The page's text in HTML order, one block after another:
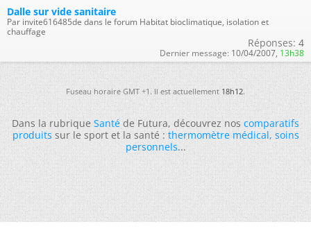
Dalle sur vide sanitaire
Par invite616485de dans le forum Habitat bioclimatique, isolation et
chauffage
Réponses: 4
Dernier message: 10/04/2007, 13h38
Fuseau horaire GMT +1. Il est actuellement 18h12.
Dans la rubriqueSantéde Futura, découvrez noscomparatifs
produitssur le sport et la santé :thermomètre médical,soins
personnels...